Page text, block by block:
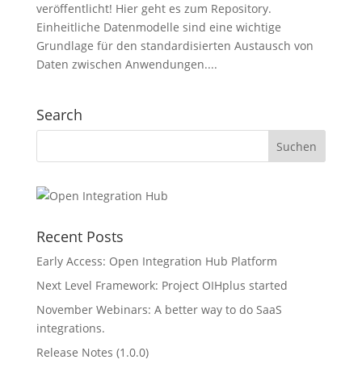
veröffentlicht! Hier geht es zum Repository.
Einheitliche Datenmodelle sind eine wichtige
Grundlage für den standardisierten Austausch von
Daten zwischen Anwendungen....
Search
Recent Posts
Early Access: Open Integration Hub Platform
Next Level Framework: Project OIHplus started
November Webinars: A better way to do SaaS
integrations.
Release Notes (1.0.0)